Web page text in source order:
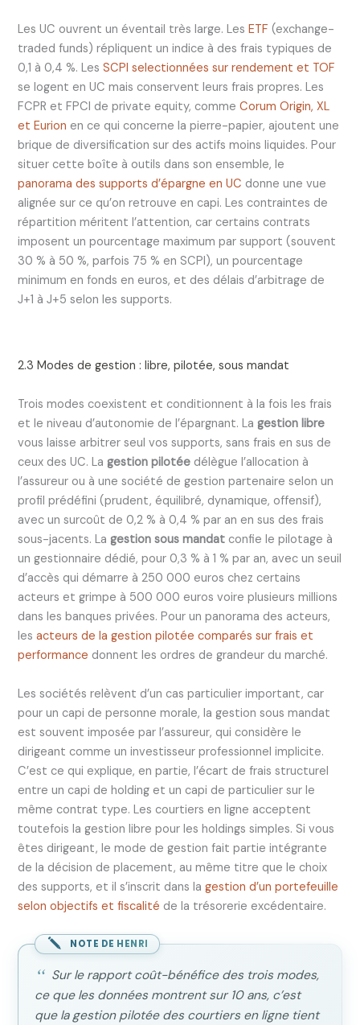
Les UC ouvrent un éventail très large. LesETF (exchange-
traded funds) répliquent un indice à des frais typiques de
0,1 à 0,4 %. LesSCPI selectionnées sur rendement et TOF
se logent en UC mais conservent leurs frais propres. Les
FCPR et FPCI de private equity, commeCorum Origin, XL
et Eurion en ce qui concerne la pierre-papier, ajoutent une
brique de diversification sur des actifs moins liquides. Pour
situer cette boîte à outils dans son ensemble, le
panorama des supports d’épargne en UC donne une vue
alignée sur ce qu’on retrouve en capi. Les contraintes de
répartition méritent l’attention, car certains contrats
imposent un pourcentage maximum par support (souvent
30 % à 50 %, parfois 75 % en SCPI), un pourcentage
minimum en fonds en euros, et des délais d’arbitrage de
J+1 à J+5 selon les supports.
2.3 Modes de gestion : libre, pilotée, sous mandat
Trois modes coexistent et conditionnent à la fois les frais
et le niveau d’autonomie de l’épargnant. La gestion libre
vous laisse arbitrer seul vos supports, sans frais en sus de
ceux des UC. La gestion pilotée délègue l’allocation à
l’assureur ou à une société de gestion partenaire selon un
profil prédéfini (prudent, équilibré, dynamique, offensif),
avec un surcoût de 0,2 % à 0,4 % par an en sus des frais
sous-jacents. La gestion sous mandat confie le pilotage à
un gestionnaire dédié, pour 0,3 % à 1 % par an, avec un seuil
d’accès qui démarre à 250 000 euros chez certains
acteurs et grimpe à 500 000 euros voire plusieurs millions
dans les banques privées. Pour un panorama des acteurs,
lesacteurs de la gestion pilotée comparés sur frais et
performance donnent les ordres de grandeur du marché.
Les sociétés relèvent d’un cas particulier important, car
pour un capi de personne morale, la gestion sous mandat
est souvent imposée par l’assureur, qui considère le
dirigeant comme un investisseur professionnel implicite.
C’est ce qui explique, en partie, l’écart de frais structurel
entre un capi de holding et un capi de particulier sur le
même contrat type. Les courtiers en ligne acceptent
toutefois la gestion libre pour les holdings simples. Si vous
êtes dirigeant, le mode de gestion fait partie intégrante
de la décision de placement, au même titre que le choix
des supports, et il s’inscrit dans lagestion d’un portefeuille
selon objectifs et fiscalité de la trésorerie excédentaire.
NOTE DE HENRI
Sur le rapport coût-bénéfice des trois modes,
ce que les données montrent sur 10 ans, c’est
que la gestion pilotée des courtiers en ligne tient